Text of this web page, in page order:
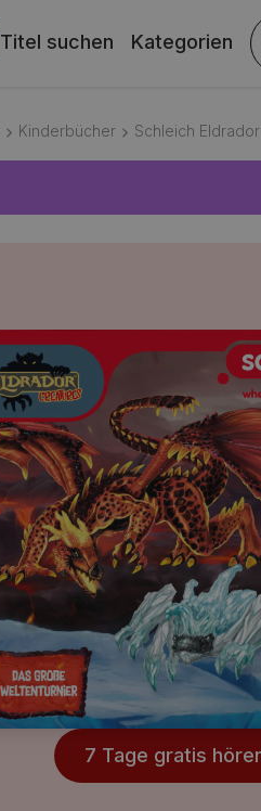
Titel suchen Kategorien
Kinderbücher Schleich
7 Tage gratis